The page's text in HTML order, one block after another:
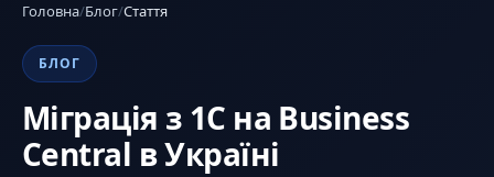
Головна/Блог/Стаття
БЛОГ
Міграція з 1С на Business
Central в Україні